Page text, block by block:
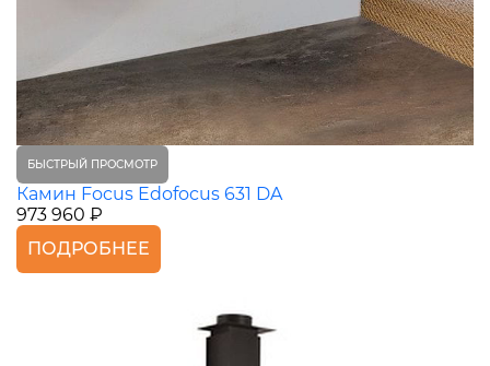
БЫСТРЫЙ ПРОСМОТР
Камин Focus Edofocus 631 DA
973 960 ₽
ПОДРОБНЕЕ